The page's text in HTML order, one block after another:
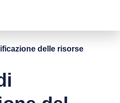
delle risorse